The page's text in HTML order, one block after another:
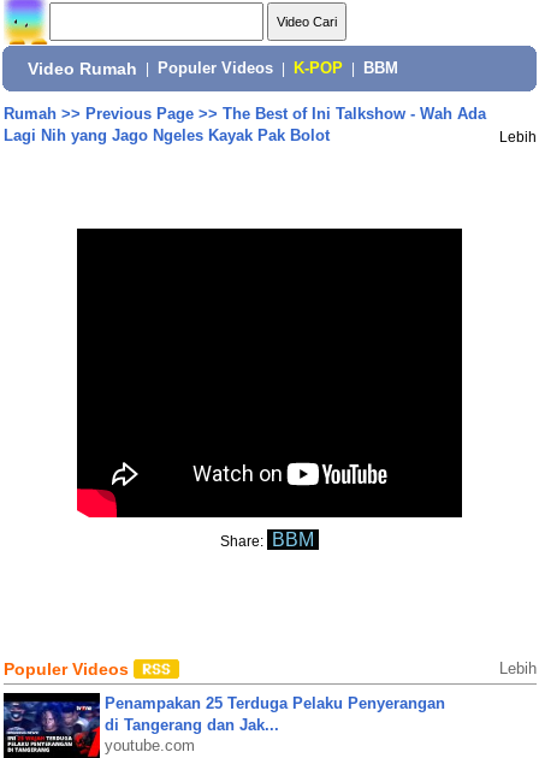
Video Rumah Populer Videos K-POP BBM
Rumah>> Previous Page>> The Best of Ini Talkshow - Wah Ada
Lagi Nih yang Jago Ngeles Kayak Pak Bolot
Lebih
Share: BBM
Populer Videos Lebih
Penampakan 25 Terduga Pelaku Penyerangan
di Tangerang dan Jak...
youtube.com